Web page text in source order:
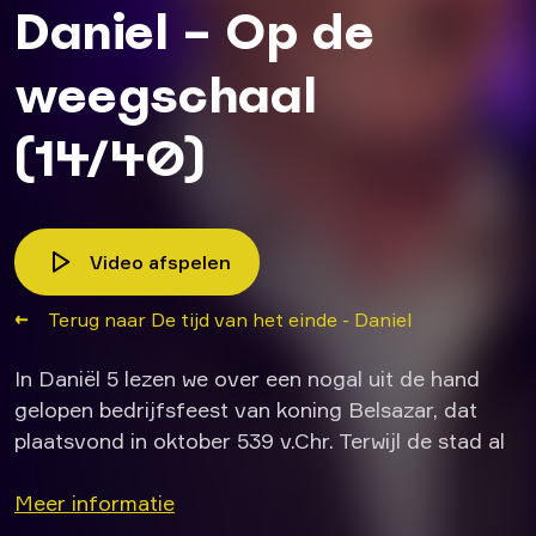
Daniel – Op de
weegschaal
(14/40)
Video afspelen
Terug naar De tijd van het einde - Daniel
In Daniël 5 lezen we over een nogal uit de hand
gelopen bedrijfsfeest van koning Belsazar, dat
plaatsvond in oktober 539 v.Chr. Terwijl de stad al
Perzen, worden de gouden voorwerpen van de
Meer informatie